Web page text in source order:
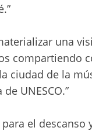
una
compartiendo
ciudad de la
UNESCO.”
el